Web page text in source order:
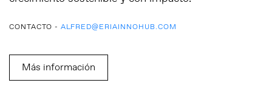
CONTACTO - ALFRED@ERIAINNOHUB.COM
Más información